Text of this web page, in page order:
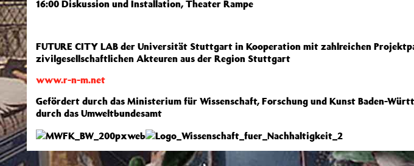
16:00 Diskussion und Installation, Theater Rampe
FUTURE CITY LAB der Universität Stuttgart in Kooperation mit zahlreichen
zivilgesellschaftlichen Akteuren aus der Region Stuttgart
www.r-n-m.net
Gefördert durch das Ministerium für Wissenschaft, Forschung und Kunst Baden-
durch das Umweltbundesamt